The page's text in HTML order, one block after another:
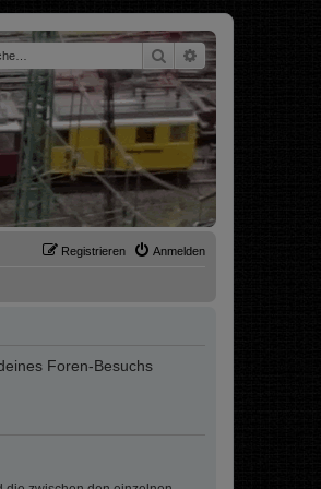
SucheErweiterte Suche
Anmelden
Registrieren
Foren-Besuchs